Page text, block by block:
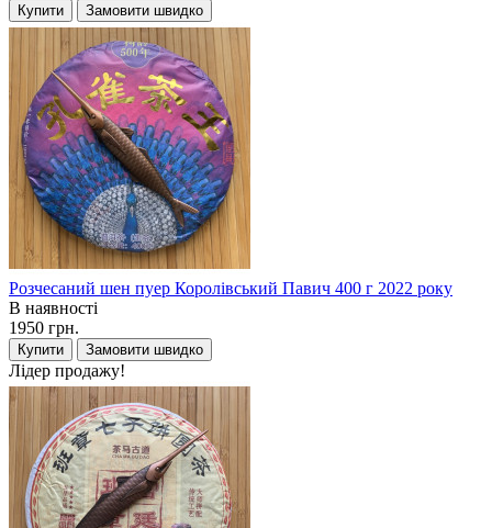
Купити Замовити швидко
Розчесаний шен пуер Королівський Павич 400 г 2022 року
В наявності
1950 грн.
Купити Замовити швидко
Лідер продажу!